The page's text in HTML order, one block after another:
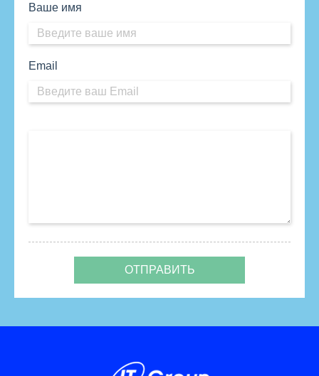
Ваше имя
Email